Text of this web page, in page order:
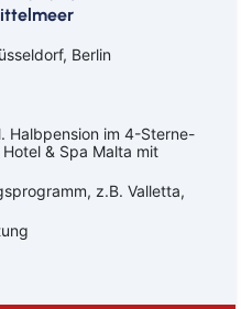
Weiden
Ab Bremen
Berlin
Halbpension im 4-Sterne-
& Spa Malta mit
z.B. Valletta,